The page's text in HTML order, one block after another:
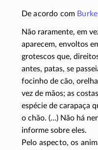
De acordo com
Não raramente, em
aparecem, envoltos
grotescos que,
antes, patas, se
focinho de cão,
vez de mãos; as
espécie de carapaça
o chão. (...) Não há
informe sobre eles.
Pelo aspecto, os